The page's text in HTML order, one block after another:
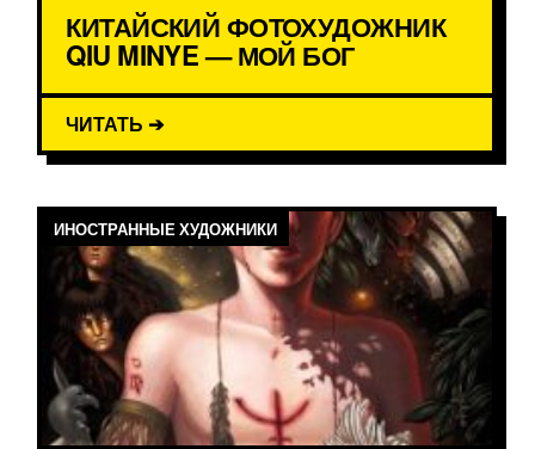
КИТАЙСКИЙ ФОТОХУДОЖНИК
QIU MINYE — МОЙ БОГ
ЧИТАТЬ ➔
ИНОСТРАННЫЕ ХУДОЖНИКИ